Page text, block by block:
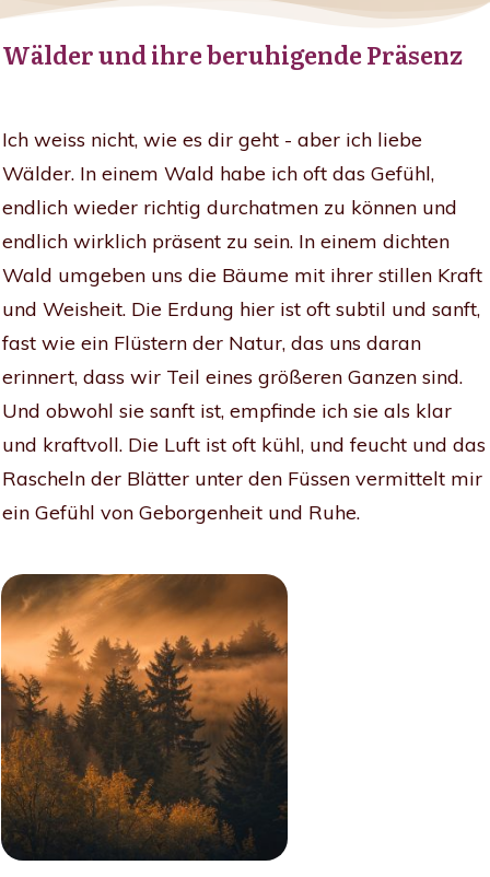
Wälder und ihre beruhigende Präsenz
Ich weiss nicht, wie es dir geht - aber ich liebe
Wälder. In einem Wald habe ich oft das Gefühl,
endlich wieder richtig durchatmen zu können und
endlich wirklich präsent zu sein. In einem dichten
Wald umgeben uns die Bäume mit ihrer stillen Kraft
und Weisheit. Die Erdung hier ist oft subtil und sanft,
fast wie ein Flüstern der Natur, das uns daran
erinnert, dass wir Teil eines größeren Ganzen sind.
Und obwohl sie sanft ist, empfinde ich sie als klar
und kraftvoll. Die Luft ist oft kühl, und feucht und das
Rascheln der Blätter unter den Füssen vermittelt mir
ein Gefühl von Geborgenheit und Ruhe.